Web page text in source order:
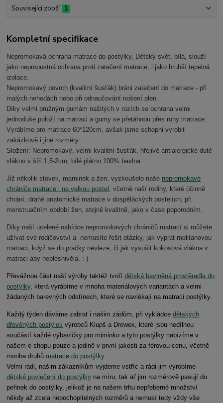
Související zboží 1
Kompletní specifikace
Nepromokavá ochrana matrace do postýlky, Dětský svět, bílá, slouží
jako nepropustná ochrana proti zatečení matrace, i jako hrubší tepelná
izolace.
Nepromokavý povrch (kvalitní šusťák) bráni zatečení do matrace - při
malých nehodách nebo při odnaučování nošení plen.
Díky velmi pružným gumám našitých v rozích se ochrana velmi
jednoduše položí na matraci a gumy se přetáhnou přes rohy matrace.
Vyrábíme pro matrace 60*120cm, avšak jsme schopni vyrobit
zakázkově i jiné rozměry
Složení: Nepromokavý, velmi kvalitní šusťák, hřejivé antialergické duté
vlákno v šíři 1,5-2cm, bílé plátno 100% bavlna.
Již několik stovek, maminek a žen, vyzkoušelo naše nepromokavé
chrániče matrace i na velkou postel , včetně naší rodiny, které účinně
chrání, drahé anatomické matrace v dospěláckých postelích, při
menstruačním období žen, stejně kvalitně, jako v čase poporodním.
Díky naší ucelené nabídce nepromokavých chráničů matrací si můžete
užívat své rodičovství a nemusíte řešit otázky, jak vyprat molitanovou
matraci, když se do pračky nevleze, či jak vysušit kokosová vlákna v
matraci aby neplesnivěla. :-)
Převážnou část naší výroby taktéž tvořídětská bavlněná prostěradla do
postýlky, která vyrábíme v mnoha materiálových variantách a velmi
žádaných barevných odstínech, které se navlékají na matraci postýlky.
Každý týden dáváme zabrat i našim zádům, při vykládcedětských
dřevěných postýlek výrobců Klupš a Drewex, které jsou nedílnou
součástí každé výbavičky pro miminko a tyto postýlky nabízíme v
našem e-shopu pouze a jedině v první jakosti za férovou cenu, včetně
mnoha druhů matrace do postýlky.
Velmi rádi, našim zákazníkům vyjdeme vstříc a rádi jim vyrobíme
dětské povlečení do postýlky na míru, tak ať jim rozměrově pasují do
peřinek do postýlky, jelikož je na našem trhu nepřeberné množství
někdy až zcela nepochopitelných rozměrů a nemusí tedy vždy vše